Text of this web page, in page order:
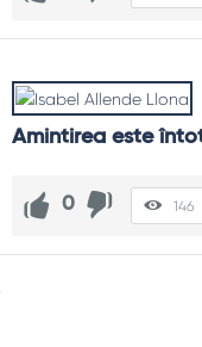
Amintirea este
0 146